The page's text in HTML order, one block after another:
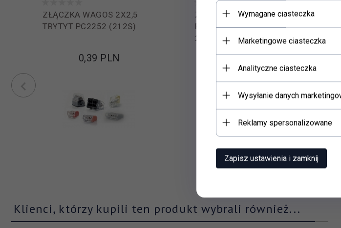
Rodzaj połączenia:
ZŁĄCZKA WAGOS 2X2,5
TRYTYT PC2252 (212S)
0,39 PLN
ZŁĄCZKA WAGO 5X2,5
PRZEZROCZ./ŻÓŁTA 2273-
205
1,59 PLN
Klienci, którzy kupili ten produkt wybrali również...
Wymagane ciasteczka
Marketingowe ciasteczka
Analityczne ciasteczka
Wysyłanie danych
Reklamy spersonalizowane
Zapisz ustawienia i zamknij